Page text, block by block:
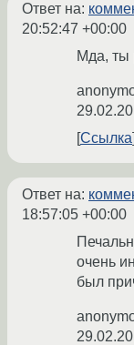
Ответ на:
20:52:47 +00:00
Мда, ты
Ссылка
Ответ на:
18:57:05 +00:00
очень
был